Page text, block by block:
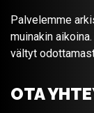
Palvelemme
muinakin
vältyt
OTA